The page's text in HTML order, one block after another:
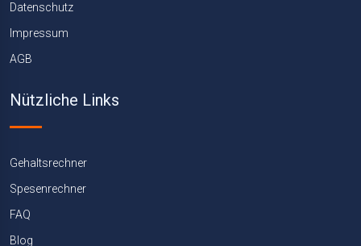
Datenschutz
Impressum
AGB
Nützliche Links
Gehaltsrechner
Spesenrechner
FAQ
Blog